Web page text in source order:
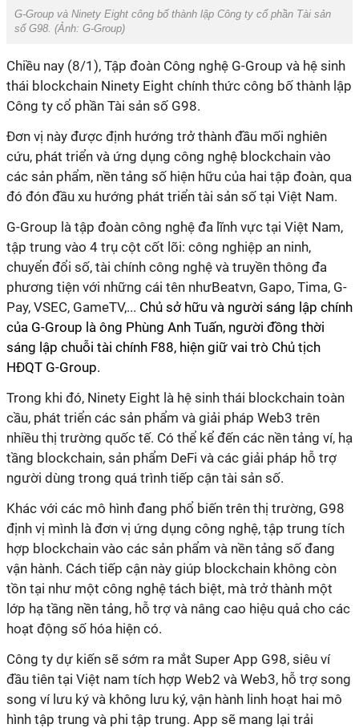
G-Group và Ninety Eight công bố thành lập Công ty cổ phần Tài sản
số G98. (Ảnh: G-Group)
Chiều nay (8/1), Tập đoàn Công nghệ G-Group và hệ sinh
thái blockchain Ninety Eight chính thức công bố thành lập
Công ty cổ phần Tài sản số G98.
Đơn vị này được định hướng trở thành đầu mối nghiên
cứu, phát triển và ứng dụng công nghệ blockchain vào
các sản phẩm, nền tảng số hiện hữu của hai tập đoàn, qua
đó đón đầu xu hướng phát triển tài sản số tại Việt Nam.
G-Group là tập đoàn công nghệ đa lĩnh vực tại Việt Nam,
tập trung vào 4 trụ cột cốt lõi: công nghiệp an ninh,
chuyển đổi số, tài chính công nghệ và truyền thông đa
phương tiện với những cái tên nhưBeatvn, Gapo, Tima, G-
Pay, VSEC, GameTV,... Chủ sở hữu và người sáng lập chính
của G-Group là ông Phùng Anh Tuấn, người đồng thời
sáng lập chuỗi tài chính F88, hiện giữ vai trò Chủ tịch
HĐQT G-Group.
Trong khi đó, Ninety Eight là hệ sinh thái blockchain toàn
cầu, phát triển các sản phẩm và giải pháp Web3 trên
nhiều thị trường quốc tế. Có thể kể đến các nền tảng ví, hạ
tầng blockchain, sản phẩm DeFi và các giải pháp hỗ trợ
người dùng trong quá trình tiếp cận tài sản số.
Khác với các mô hình đang phổ biến trên thị trường, G98
định vị mình là đơn vị ứng dụng công nghệ, tập trung tích
hợp blockchain vào các sản phẩm và nền tảng số đang
vận hành. Cách tiếp cận này giúp blockchain không còn
tồn tại như một công nghệ tách biệt, mà trở thành một
lớp hạ tầng nền tảng, hỗ trợ và nâng cao hiệu quả cho các
hoạt động số hóa hiện có.
Công ty dự kiến sẽ sớm ra mắt Super App G98, siêu ví
đầu tiên tại Việt nam tích hợp Web2 và Web3, hỗ trợ song
song ví lưu ký và không lưu ký, vận hành linh hoạt hai mô
hình tập trung và phi tập trung. App sẽ mang lại trải